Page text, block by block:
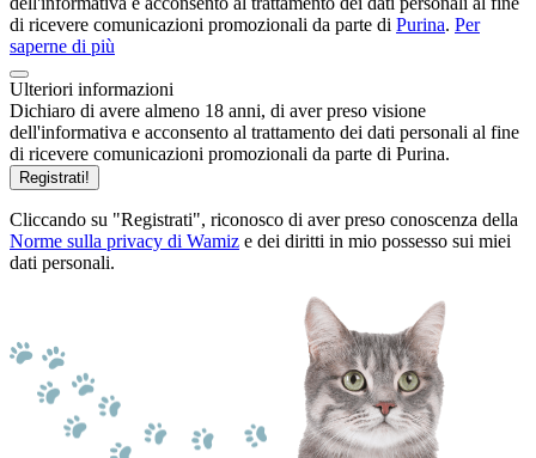
di ricevere comunicazioni promozionali da parte di Purina. Per
saperne di più
Ulteriori informazioni
Dichiaro di avere almeno 18 anni, di aver preso visione
dell'informativa e acconsento al trattamento dei dati personali al fine
di ricevere comunicazioni promozionali da parte di Purina.
Registrati!
Cliccando su "Registrati", riconosco di aver preso conoscenza della
Norme sulla privacy di Wamiz e dei diritti in mio possesso sui miei
dati personali.